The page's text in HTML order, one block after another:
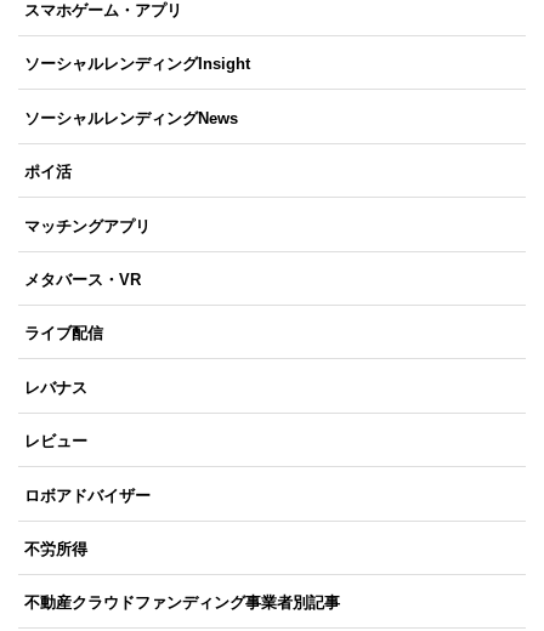
スマホゲーム・アプリ
ソーシャルレンディングInsight
ソーシャルレンディングNews
ポイ活
マッチングアプリ
メタバース・VR
ライブ配信
レバナス
レビュー
ロボアドバイザー
不労所得
不動産クラウドファンディング事業者別記事